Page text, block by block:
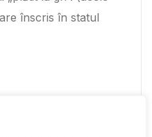
înscris în statul